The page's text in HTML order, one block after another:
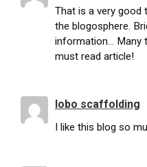
That is a very good
the blogosphere.
information… Many
must read article!
lobo scaffolding
I like this blog so